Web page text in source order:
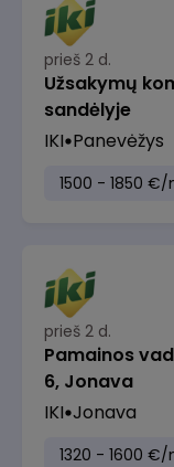
prieš 2 d.
Užsakymų
sandėlyje
IKI Panevėžys
1500 - 1850 €/
prieš 2 d.
Pamainos
6, Jonava
IKI Jonava
1320 - 1600 €/